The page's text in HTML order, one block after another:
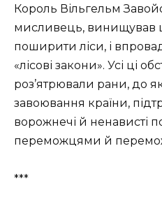
Король Вільгельм
мисливець, винищував
поширити ліси, і
«лісові закони». Усі ці
роз’ятрювали рани, до
завоювання країни,
ворожнечі й ненависті
переможцями й
***